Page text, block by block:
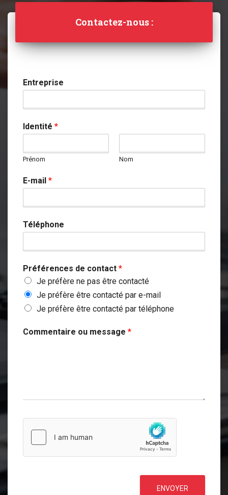
Contactez-nous :
Entreprise
Identité *
Prénom Nom
E-mail *
Téléphone
Préférences de contact *
Je préfère ne pas être contacté
Je préfère être contacté par e-mail
Je préfère être contacté par téléphone
Commentaire ou message *
ENVOYER